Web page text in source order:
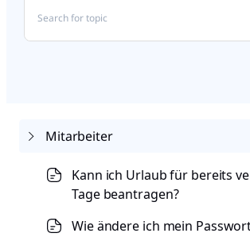
Mitarbeiter
Kann ich Urlaub für bereits
Tage beantragen?
Wie ändere ich mein